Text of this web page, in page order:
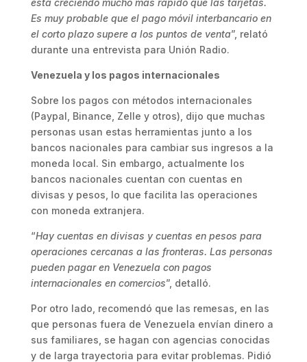
está creciendo mucho más rápido que las tarjetas.
Es muy probable que el pago móvil interbancario en
el corto plazo supere a los puntos de venta”, relató
durante una entrevista para Unión Radio.
Venezuela y los pagos internacionales
Sobre los pagos con métodos internacionales
(Paypal, Binance, Zelle y otros), dijo que muchas
personas usan estas herramientas junto a los
bancos nacionales para cambiar sus ingresos a la
moneda local. Sin embargo, actualmente los
bancos nacionales cuentan con cuentas en
divisas y pesos, lo que facilita las operaciones
con moneda extranjera.
“Hay cuentas en divisas y cuentas en pesos para
operaciones cercanas a las fronteras. Las personas
pueden pagar en Venezuela con pagos
internacionales en comercios”, detalló.
Por otro lado, recomendó que las remesas, en las
que personas fuera de Venezuela envían dinero a
sus familiares, se hagan con agencias conocidas
y de larga trayectoria para evitar problemas. Pidió